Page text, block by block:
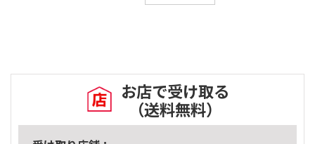
お店で受け取る
（送料無料）